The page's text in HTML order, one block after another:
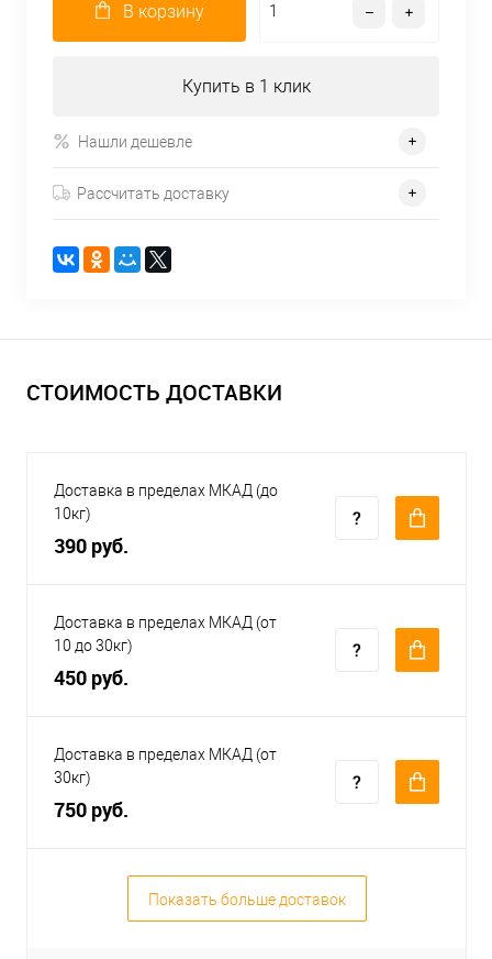
В корзину
Купить в 1 клик
Нашли дешевле
Рассчитать доставку
СТОИМОСТЬ ДОСТАВКИ
Доставка в пределах МКАД (до
10кг)
390 руб.
Доставка в пределах МКАД (от
10 до 30кг)
450 руб.
Доставка в пределах МКАД (от
30кг)
750 руб.
Показать больше доставок